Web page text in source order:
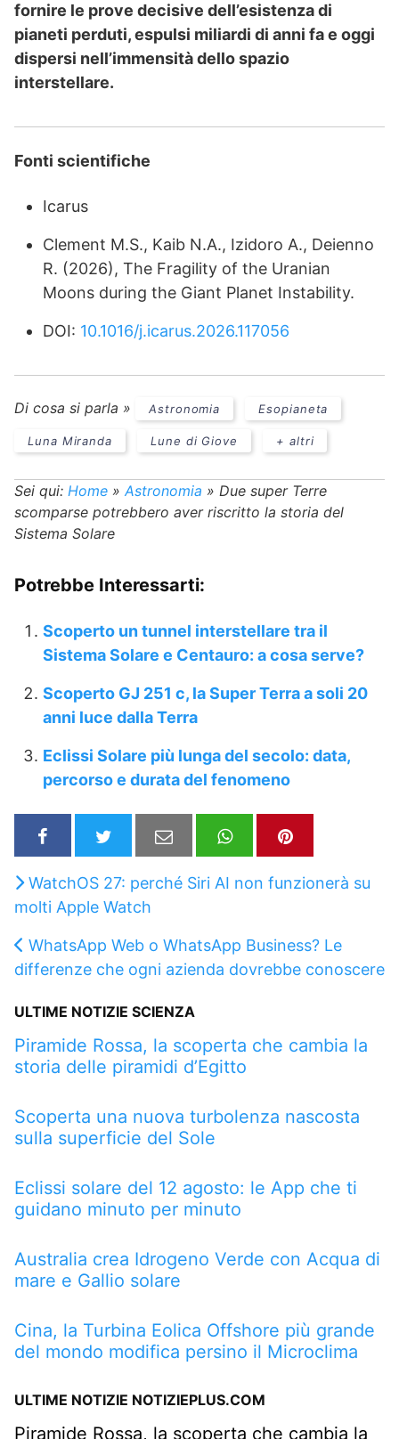
fornire le prove decisive dell’esistenza di
pianeti perduti, espulsi miliardi di anni fa e oggi
dispersi nell’immensità dello spazio
interstellare.
Fonti scientifiche
Icarus
Clement M.S., Kaib N.A., Izidoro A., Deienno
R. (2026), The Fragility of the Uranian
Moons during the Giant Planet Instability.
DOI: 10.1016/j.icarus.2026.117056
Di cosa si parla » Astronomia Esopianeta
Luna Miranda Lune di Giove + altri
Sei qui: Home » Astronomia » Due super Terre
scomparse potrebbero aver riscritto la storia del
Sistema Solare
Potrebbe Interessarti:
Scoperto un tunnel interstellare tra il
Sistema Solare e Centauro: a cosa serve?
Scoperto GJ 251 c, la Super Terra a soli 20
anni luce dalla Terra
Eclissi Solare più lunga del secolo: data,
percorso e durata del fenomeno
WatchOS 27: perché Siri AI non funzionerà su
molti Apple Watch
WhatsApp Web o WhatsApp Business? Le
differenze che ogni azienda dovrebbe conoscere
ULTIME NOTIZIE SCIENZA
Piramide Rossa, la scoperta che cambia la
storia delle piramidi d’Egitto
Scoperta una nuova turbolenza nascosta
sulla superficie del Sole
Eclissi solare del 12 agosto: le App che ti
guidano minuto per minuto
Australia crea Idrogeno Verde con Acqua di
mare e Gallio solare
Cina, la Turbina Eolica Offshore più grande
del mondo modifica persino il Microclima
ULTIME NOTIZIE NOTIZIEPLUS.COM
Piramide Rossa, la scoperta che cambia la